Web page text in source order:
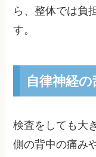
ら、整体では負
す。
自律神経
検査をしても大
側の背中の痛み